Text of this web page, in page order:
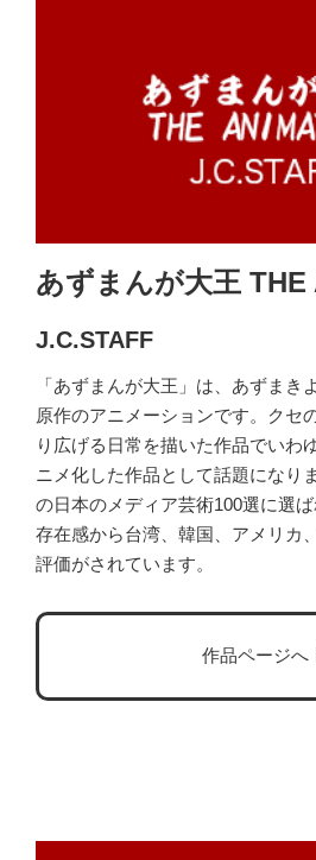
あずまんが大王 THE
J.C.STAFF
「あずまんが大王」は、あずまき
原作のアニメーションです。クセ
り広げる日常を描いた作品でいわ
ニメ化した作品として話題になり
の日本のメディア芸術100選に選
存在感から台湾、韓国、アメリカ
評価がされています。
作品ページへ